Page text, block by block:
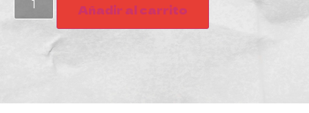
Añadir al carrito